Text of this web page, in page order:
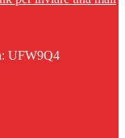
UFW9Q4